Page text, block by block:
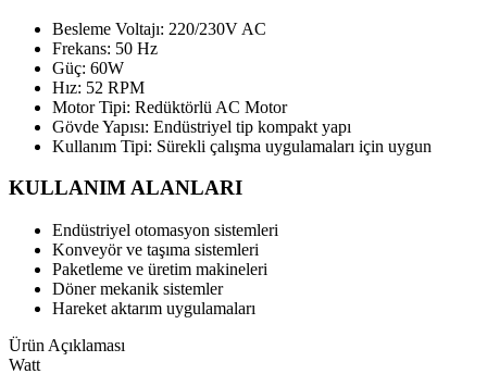
Besleme Voltajı: 220/230V AC
Frekans: 50 Hz
Güç: 60W
Hız: 52 RPM
Motor Tipi: Redüktörlü AC Motor
Gövde Yapısı: Endüstriyel tip kompakt yapı
Kullanım Tipi: Sürekli çalışma uygulamaları için uygun
KULLANIM ALANLARI
Endüstriyel otomasyon sistemleri
Konveyör ve taşıma sistemleri
Paketleme ve üretim makineleri
Döner mekanik sistemler
Hareket aktarım uygulamaları
Ürün Açıklaması
Watt